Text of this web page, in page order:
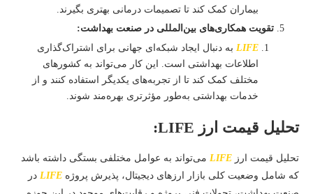
بیماران کمک کند تا تصمیمات درمانی بهتری بگیرند.
تقویت همکاری‌های بین‌المللی در صنعت بهداشت:
LIFE به دنبال ایجاد شبکه‌ای جهانی برای اشتراک‌گذاری
اطلاعات بهداشتی است. این کار می‌تواند به کشورهای
مختلف کمک کند تا از تجربه‌های یکدیگر استفاده کنند و از
خدمات بهداشتی به‌طور مؤثرتری بهره‌مند شوند.
تحلیل قیمت ارز LIFE:
تحلیل قیمت ارز LIFE می‌تواند به عوامل مختلفی بستگی داشته باشد
که شامل وضعیت کلی بازار ارزهای دیجیتال، پذیرش پروژه LIFE در